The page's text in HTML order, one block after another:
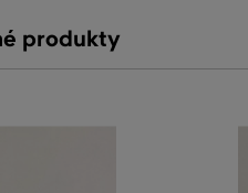
produkty